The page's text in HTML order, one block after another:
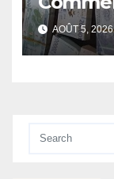
face de
AOÛT 5, 2026